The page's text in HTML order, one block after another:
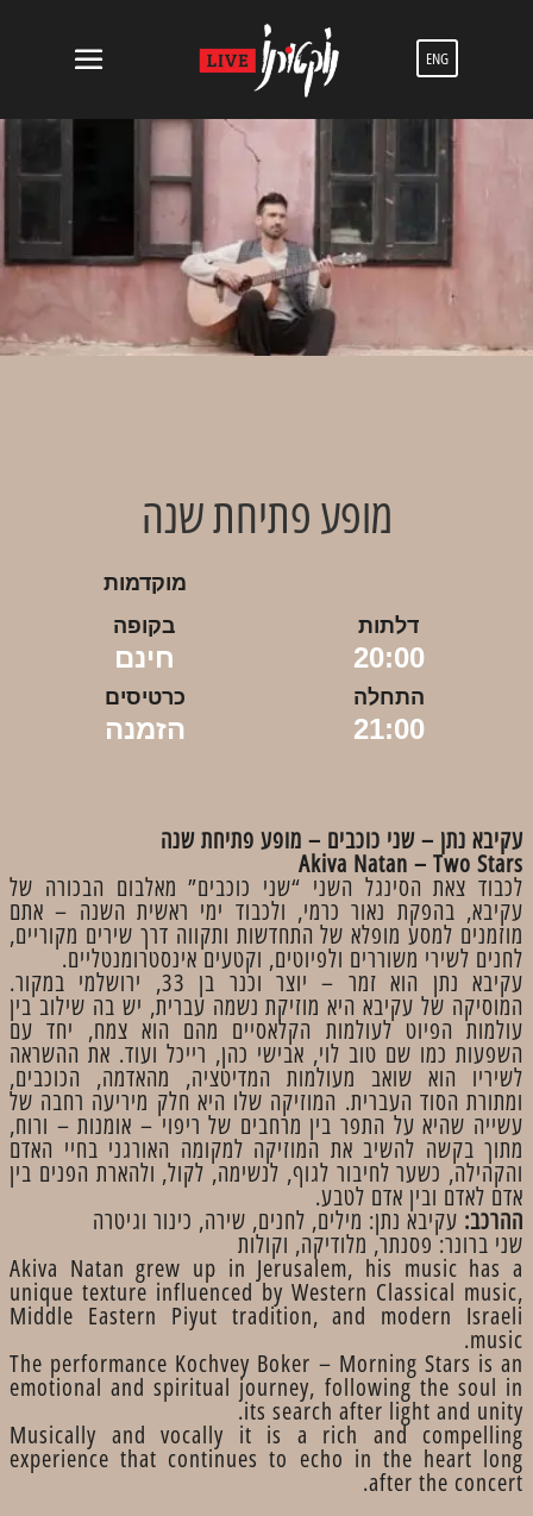
ENG
מופע פתיחת שנה
מוקדמות
דלתות
20:00
בקופה
חינם
התחלה
21:00
כרטיסים
הזמנה
עקיבא נתן – שני כוכבים – מופע פתיחת שנה
Akiva Natan – Two Stars
לכבוד צאת הסינגל השני “שני כוכבים” מאלבום הבכורה של
עקיבא, בהפקת נאור כרמי, ולכבוד ימי ראשית השנה – אתם
מוזמנים למסע מופלא של התחדשות ותקווה דרך שירים מקוריים,
לחנים לשירי משוררים ולפיוטים, וקטעים אינסטרומנטליים.
עקיבא נתן הוא זמר – יוצר וכנר בן 33, ירושלמי במקור.
המוסיקה של עקיבא היא מוזיקת נשמה עברית, יש בה שילוב בין
עולמות הפיוט לעולמות הקלאסיים מהם הוא צמח, יחד עם
השפעות כמו שם טוב לוי, אבישי כהן, רייכל ועוד. את ההשראה
לשיריו הוא שואב מעולמות המדיטציה, מהאדמה, הכוכבים,
ומתורת הסוד העברית. המוזיקה שלו היא חלק מיריעה רחבה של
עשייה שהיא על התפר בין מרחבים של ריפוי – אומנות – ורוח,
מתוך בקשה להשיב את המוזיקה למקומה האורגני בחיי האדם
והקהילה, כשער לחיבור לגוף, לנשימה, לקול, ולהארת הפנים בין
אדם לאדם ובין אדם לטבע.
ההרכב: עקיבא נתן: מילים, לחנים, שירה, כינור וגיטרה
שני ברונר: פסנתר, מלודיקה, וקולות
Akiva Natan grew up in Jerusalem, his music has a
unique texture influenced by Western Classical music,
Middle Eastern Piyut tradition, and modern Israeli
music.
The performance Kochvey Boker – Morning Stars is an
emotional and spiritual journey, following the soul in
its search after light and unity.
Musically and vocally it is a rich and compelling
experience that continues to echo in the heart long
after the concert.